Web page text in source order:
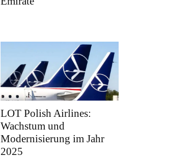
LOT Polish Airlines:
Wachstum und
Modernisierung im Jahr
2025